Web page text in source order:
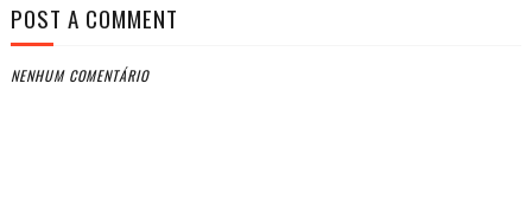
POST A COMMENT
NENHUM COMENTÁRIO